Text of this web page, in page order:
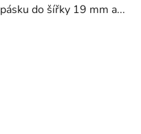
pásku do šířky 19 mm a...